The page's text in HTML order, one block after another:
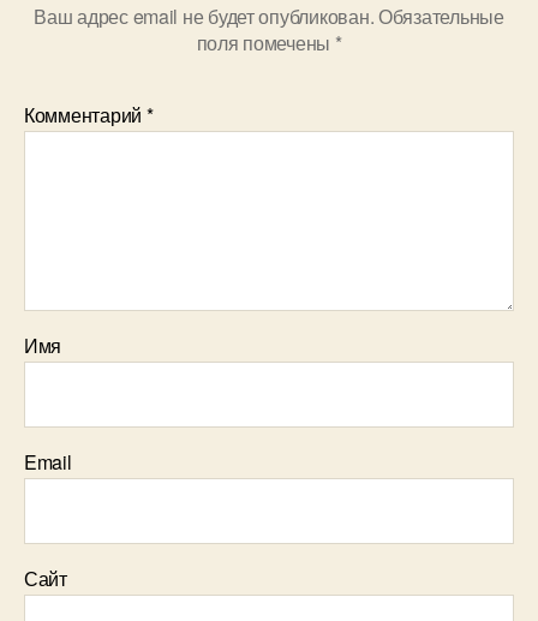
Ваш адрес email не будет опубликован.Обязательные
поля помечены *
Комментарий *
Имя
Email
Сайт